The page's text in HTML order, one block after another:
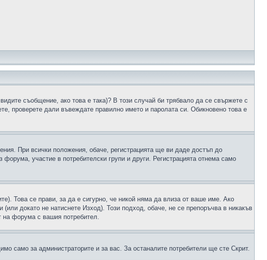
съобщение, ако това е така)? В този случай би трябвало да се свържете с
проверете дали въвеждате правилно името и паролата си. Обикновено това е
При всички положения, обаче, регистрацията ще ви даде достъп до
участие в потребителски групи и други. Регистрацията отнема само
Това се прави, за да е сигурно, че никой няма да влиза от ваше име. Ако
(или докато не натиснете Изход). Този подход, обаче, не се препоръчва в никакъв
на форума с вашия потребител.
само за администраторите и за вас. За останалите потребители ще сте Скрит.